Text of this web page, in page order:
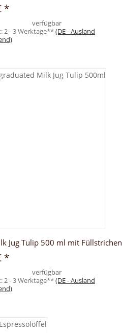
*
verfügbar
2 - 3 Werktage**(DE - Ausland
Jug Tulip 500 ml mit Füllstrichen
*
verfügbar
2 - 3 Werktage**(DE - Ausland